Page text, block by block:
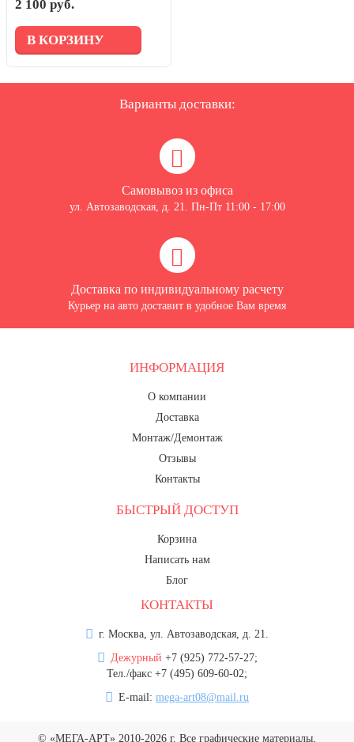
2 100 руб.
В КОРЗИНУ
Варианты доставки:
Самовывоз из офиса
ул. Автозаводская, д. 21. Пн-Пт 11:00 - 17:00
Доставка по индивидуальному расчету
Курьер на авто доставит в удобное Вам время
ИНФОРМАЦИЯ
О компании
Доставка
Монтаж/Демонтаж
Отзывы
Контакты
БЫСТРЫЙ ДОСТУП
Корзина
Написать нам
Блог
КОНТАКТЫ
г. Москва, ул. Автозаводская, д. 21.
Дежурный +7 (925) 772-57-27;
Тел./факс +7 (495) 609-60-02;
E-mail: mega-art08@mail.ru
© «МЕГА-АРТ» 2010-2026 г. Все графические материалы,